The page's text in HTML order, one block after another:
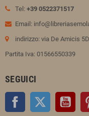
Tel: +39 0522371517
Email:
indirizzo: via De Amicis
Partita Iva: 01566550339
SEGUICI
Facebook Twitter